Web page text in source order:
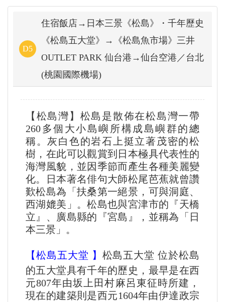
D5
住宿飯店→日本三景《松島》・千年歷史
《松島五大堂》→《松島魚市場》三井
OUTLET PARK 仙台港→仙台空港／台北
(桃園國際機場)
【松島灣】松島是散佈在松島灣一帶
260多個大小島嶼所構成島嶼群的總
稱。灰白色的岩石上挺立著茂密的松
樹，在此可以觀賞到日本極具代表性的
海灣風貌，並因季節而產生各種美麗變
化。日本著名俳句大師松尾芭蕉就曾讚
歎松島為「扶桑第一絕景，可與洞庭、
西湖媲美」。松島也與宮津市的『天橋
立』、廣島縣的『宮島』，並稱為「日
本三景」。
【松島五大堂 】 松島五大堂 位於松島
的五大堂具有千年的歷史，最早是在西
元807年由坂上田村麻呂東征時所建，
現在的建築則是西元1604年由伊達政宗